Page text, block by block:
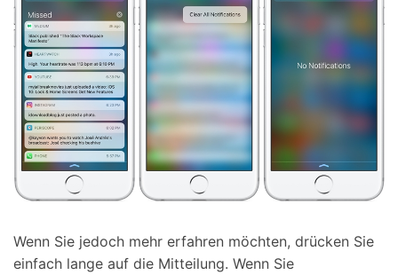
Wenn Sie jedoch mehr erfahren möchten, drücken Sie
einfach lange auf die Mitteilung. Wenn Sie